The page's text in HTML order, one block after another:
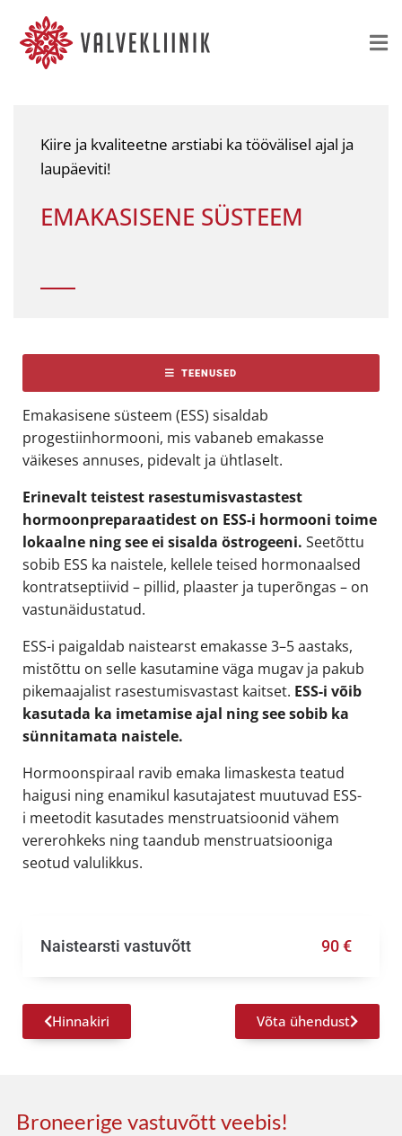
Kiire ja kvaliteetne arstiabi ka töövälisel ajal ja
laupäeviti!
EMAKASISENE SÜSTEEM
TEENUSED
Emakasisene süsteem (ESS) sisaldab
progestiinhormooni, mis vabaneb emakasse
väikeses annuses, pidevalt ja ühtlaselt.
Erinevalt teistest rasestumisvastastest
hormoonpreparaatidest on ESS-i hormooni toime
lokaalne ning see ei sisalda östrogeeni. Seetõttu
sobib ESS ka naistele, kellele teised hormonaalsed
kontratseptiivid – pillid, plaaster ja tuperõngas – on
vastunäidustatud.
ESS-i paigaldab naistearst emakasse 3–5 aastaks,
mistõttu on selle kasutamine väga mugav ja pakub
pikemaajalist rasestumisvastast kaitset. ESS-i võib
kasutada ka imetamise ajal ning see sobib ka
sünnitamata naistele.
Hormoonspiraal ravib emaka limaskesta teatud
haigusi ning enamikul kasutajatest muutuvad ESS-
i meetodit kasutades menstruatsioonid vähem
vererohkeks ning taandub menstruatsiooniga
seotud valulikkus.
Naistearsti vastuvõtt 90 €
Hinnakiri Võta ühendust
Broneerige vastuvõtt veebis!